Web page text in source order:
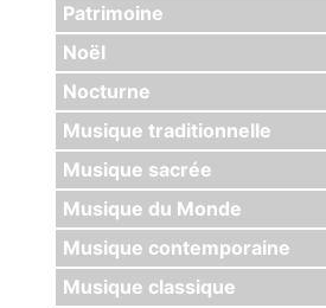
Patrimoine
Noël
Nocturne
Musique traditionnelle
Musique sacrée
Musique du Monde
Musique contemporaine
Musique classique